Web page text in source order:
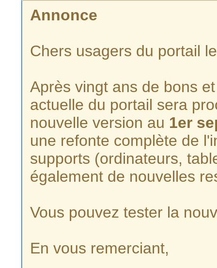
Annonce
Chers usagers du portail
Après vingt ans de bons
actuelle du portail sera
nouvelle version au 1er
une refonte complète de
supports (ordinateurs,
également de nouvelles
Vous pouvez tester la
En vous remerciant,